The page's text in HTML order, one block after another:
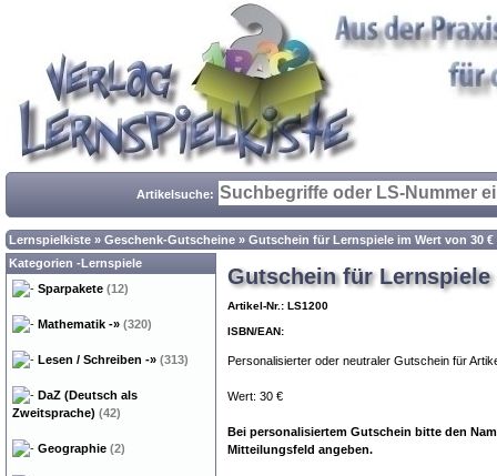
Artikelsuche:
Lernspielkiste » Geschenk-Gutscheine » Gutschein für Lernspiele im Wert von 30 €
Gutschein für Lernspiele
Artikel-Nr.: LS1200
ISBN/EAN:
Personalisierter oder neutraler Gutschein für
Wert: 30 €
Bei personalisiertem Gutschein bitte den
Mitteilungsfeld angeben.
Kategorien -Lernspiele
Sparpakete (12)
Mathematik -» (320)
Lesen / Schreiben -» (313)
DaZ (Deutsch als
Zweitsprache) (42)
Geographie (2)